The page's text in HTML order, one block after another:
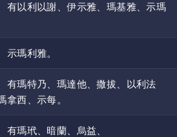
有以利以謝、伊示雅、瑪基雅、示瑪
示瑪利雅。
有瑪特乃、瑪達他、撒拔、以利法
拿西、示每。
有瑪玳、暗蘭、烏益、